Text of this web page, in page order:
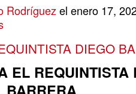
Rodríguez el enero 17,
DIEGO
EL REQUINTISTA
BARRERA